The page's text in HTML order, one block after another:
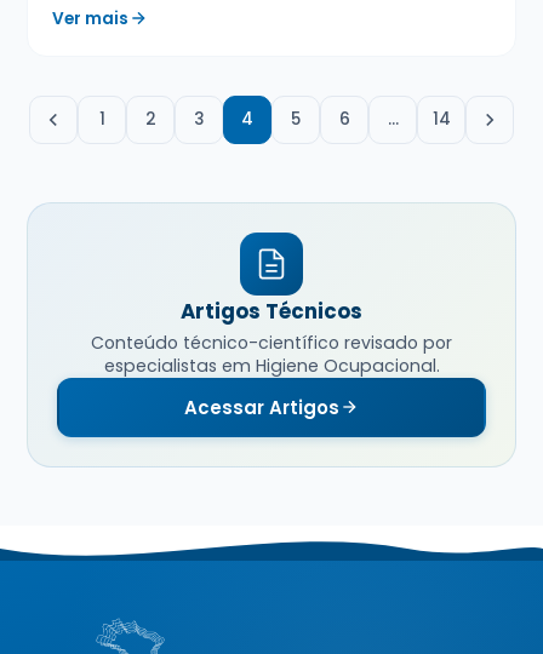
Ver mais
1 2 3 4 5 6 … 14
Artigos Técnicos
Conteúdo técnico-científico revisado por
especialistas em Higiene Ocupacional.
Acessar Artigos